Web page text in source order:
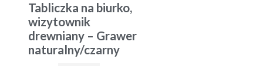
Tabliczka na biurko,
wizytownik
drewniany – Grawer
naturalny/czarny